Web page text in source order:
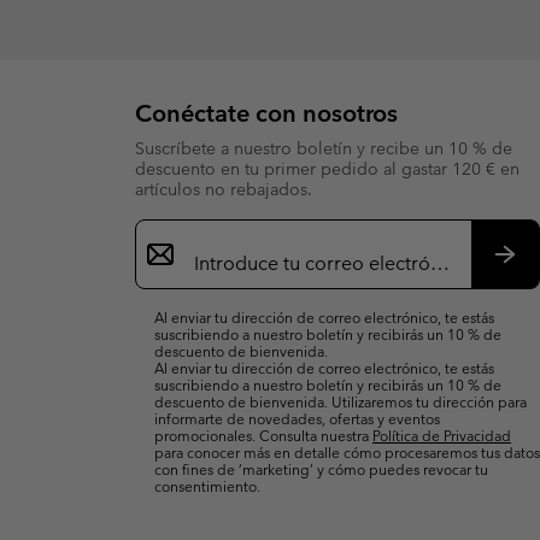
Conéctate con nosotros
Suscríbete a nuestro boletín y recibe un 10 % de
descuento en tu primer pedido al gastar 120 € en
artículos no rebajados.
Suscripción
de
correo
Al enviar tu dirección de correo electrónico, te estás
suscribiendo a nuestro boletín y recibirás un 10 % de
descuento de bienvenida.
Al enviar tu dirección de correo electrónico, te estás
suscribiendo a nuestro boletín y recibirás un 10 % de
descuento de bienvenida. Utilizaremos tu dirección para
informarte de novedades, ofertas y eventos
promocionales. Consulta nuestra Política de Privacidad
para conocer más en detalle cómo procesaremos tus datos
con fines de ’marketing’ y cómo puedes revocar tu
consentimiento.